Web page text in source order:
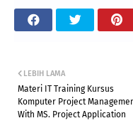
LEBIH LAMA
Materi IT Training Kursus
Komputer Project
With MS. Project Application